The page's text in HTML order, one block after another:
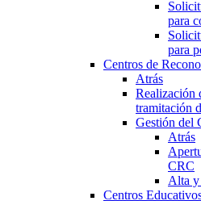
para
para
Centros de
Atrás
Realización
tramitación
Gestión del
Atrás
CRC
Alta y
Centros